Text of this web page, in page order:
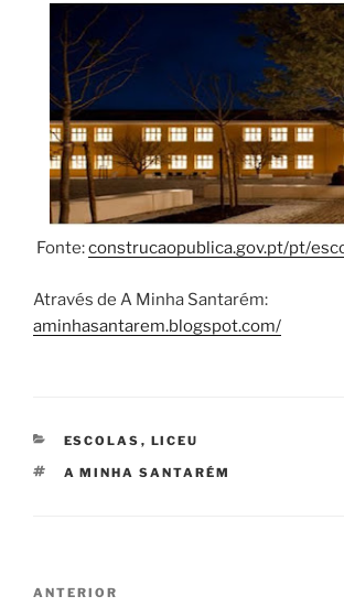
Fonte:construcaopublica.gov.pt/pt/
Através de A Minha Santarém:
aminhasantarem.blogspot.com/
CATEGORIAS
ESCOLAS , LICEU
ETIQUETAS
A MINHA SANTARÉM
Navegação
Conteúdo
ANTERIOR